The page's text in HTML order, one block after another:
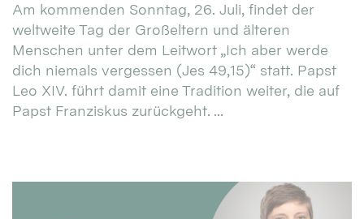
Am kommenden Sonntag, 26. Juli, findet der
weltweite Tag der Großeltern und älteren
Menschen unter dem Leitwort „Ich aber werde
dich niemals vergessen (Jes 49,15)“ statt. Papst
Leo XIV. führt damit eine Tradition weiter, die auf
Papst Franziskus zurückgeht. ...